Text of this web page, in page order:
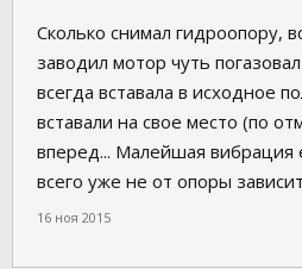
Сколько снимал гидроопору,
заводил мотор чуть
всегда вставала в исходное
вставали на свое место (по
вперед... Малейшая вибрация
всего уже не от опоры
16 ноя 2015